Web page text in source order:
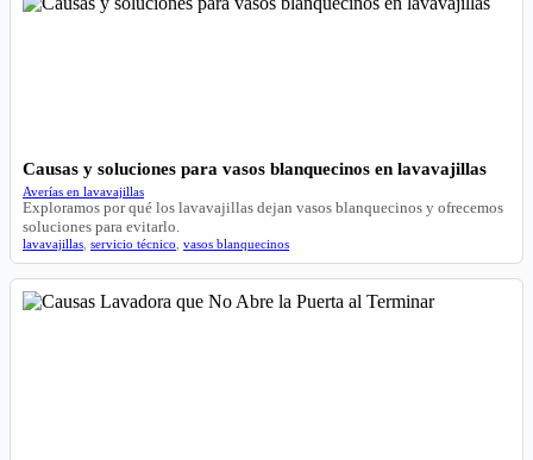
Causas y soluciones para vasos blanquecinos en lavavajillas
Averías en lavavajillas
Exploramos por qué los lavavajillas dejan vasos blanquecinos y ofrecemos
soluciones para evitarlo.
lavavajillas servicio técnico vasos blanquecinos